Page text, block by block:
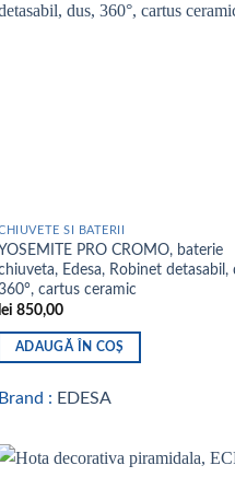
SI BATERII
PRO CROMO, baterie
Edesa, Robinet detasabil,
cartus ceramic
lei 850,00
ADAUGĂ ÎN COȘ
Brand : EDESA